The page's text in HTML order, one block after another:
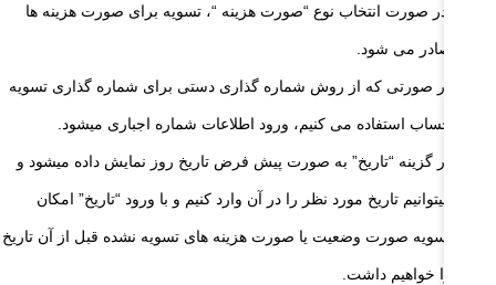
در صورت انتخاب نوع “صورت هزینه “، تسویه برای صورت هزینه ‌ها
صادر می شود.
در صورتی که از روش شماره گذاری دستی برای شماره گذاری تسویه
‌حساب استفاده می کنیم، ورود اطلاعات شماره اجباری میشود.
در گزینه “تاریخ” به صورت پیش فرض تاریخ روز نمایش داده میشود و
میتوانیم تاریخ مورد نظر را در آن وارد کنیم و با ورود “تاریخ” امکان
تسویه صورت وضعیت یا صورت هزینه های تسویه نشده قبل از آن تاریخ
را خواهیم داشت.